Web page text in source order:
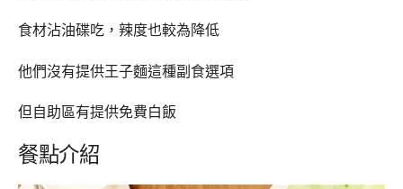
食材沾油碟吃，辣度也較為降低
他們沒有提供王子麵這種副食選項
但自助區有提供免費白飯
餐點介紹